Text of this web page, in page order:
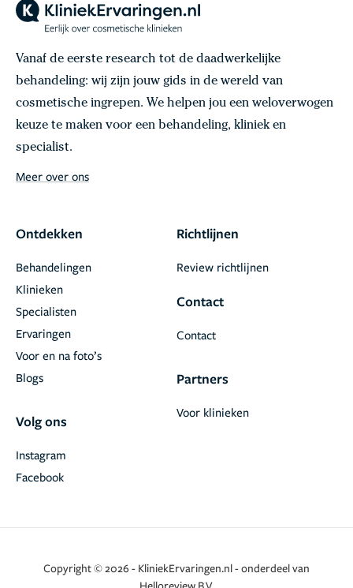
Vanaf de eerste research tot de daadwerkelijke
behandeling: wij zijn jouw gids in de wereld van
cosmetische ingrepen. We helpen jou een weloverwogen
keuze te maken voor een behandeling, kliniek en
specialist.
Meer over ons
Ontdekken
Behandelingen
Klinieken
Specialisten
Ervaringen
Voor en na foto’s
Blogs
Volg ons
Facebook
Instagram
Richtlijnen
Review richtlijnen
Contact
Contact
Partners
Voor klinieken
Copyright © 2026 - KliniekErvaringen.nl - onderdeel van